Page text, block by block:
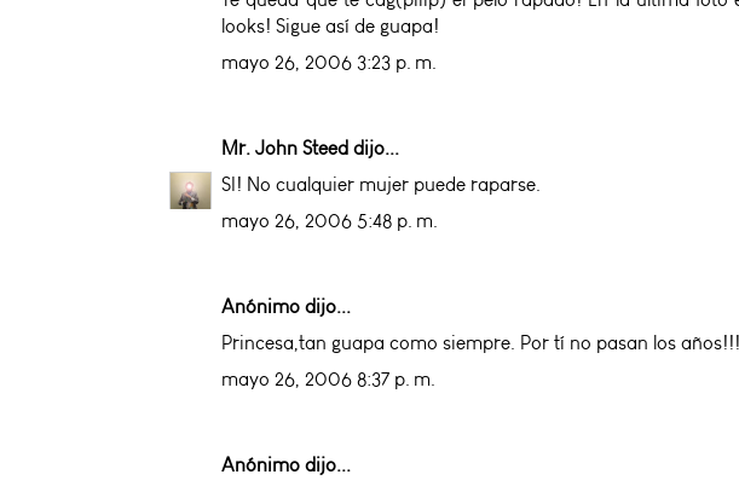
looks! Sigue así de guapa!
mayo 26, 2006 3:23 p. m.
Mr. John Steed dijo...
SI! No cualquier mujer puede raparse.
mayo 26, 2006 5:48 p. m.
Anónimo dijo...
Princesa,tan guapa como siempre. Por tí no pasan los
mayo 26, 2006 8:37 p. m.
Anónimo dijo...